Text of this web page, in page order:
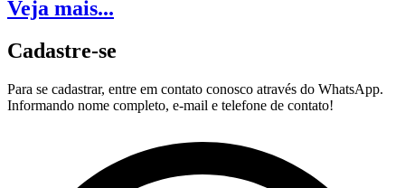
Veja mais...
Cadastre-se
Para se cadastrar, entre em contato conosco através do WhatsApp.
Informando nome completo, e-mail e telefone de contato!